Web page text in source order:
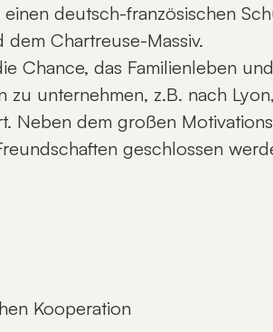
deutsch-französischen
Chartreuse-Massiv.
Chance, das Familienleben
unternehmen, z.B. nach
Neben dem großen
geschlossen
Kooperation